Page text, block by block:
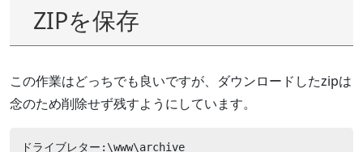
ZIPを保存
この作業はどっちでも良いですが、ダウンロードしたzipは
念のため削除せず残すようにしています。
ドライブレター:\www\archive